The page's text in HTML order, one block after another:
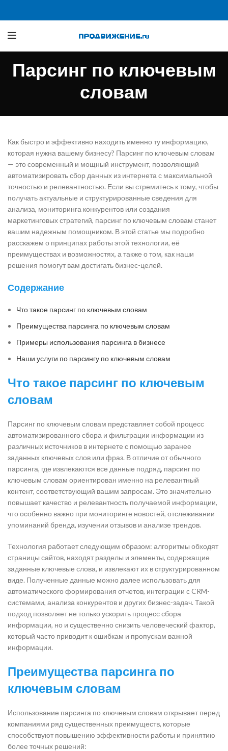
Парсинг по ключевым
словам
Как быстро и эффективно находить именно ту информацию,
которая нужна вашему бизнесу? Парсинг по ключевым словам
— это современный и мощный инструмент, позволяющий
автоматизировать сбор данных из интернета с максимальной
точностью и релевантностью. Если вы стремитесь к тому, чтобы
получать актуальные и структурированные сведения для
анализа, мониторинга конкурентов или создания
маркетинговых стратегий, парсинг по ключевым словам станет
вашим надежным помощником. В этой статье мы подробно
расскажем о принципах работы этой технологии, её
преимуществах и возможностях, а также о том, как наши
решения помогут вам достигать бизнес-целей.
Содержание
Что такое парсинг по ключевым словам
Преимущества парсинга по ключевым словам
Примеры использования парсинга в бизнесе
Наши услуги по парсингу по ключевым словам
Что такое парсинг по ключевым
словам
Парсинг по ключевым словам представляет собой процесс
автоматизированного сбора и фильтрации информации из
различных источников в интернете с помощью заранее
заданных ключевых слов или фраз. В отличие от обычного
парсинга, где извлекаются все данные подряд, парсинг по
ключевым словам ориентирован именно на релевантный
контент, соответствующий вашим запросам. Это значительно
повышает качество и релевантность получаемой информации,
что особенно важно при мониторинге новостей, отслеживании
упоминаний бренда, изучении отзывов и анализе трендов.
Технология работает следующим образом: алгоритмы обходят
страницы сайтов, находят разделы и элементы, содержащие
заданные ключевые слова, и извлекают их в структурированном
виде. Полученные данные можно далее использовать для
автоматического формирования отчетов, интеграции с CRM-
системами, анализа конкурентов и других бизнес-задач. Такой
подход позволяет не только ускорить процесс сбора
информации, но и существенно снизить человеческий фактор,
который часто приводит к ошибкам и пропускам важной
информации.
Преимущества парсинга по
ключевым словам
Использование парсинга по ключевым словам открывает перед
компаниями ряд существенных преимуществ, которые
способствуют повышению эффективности работы и принятию
более точных решений: